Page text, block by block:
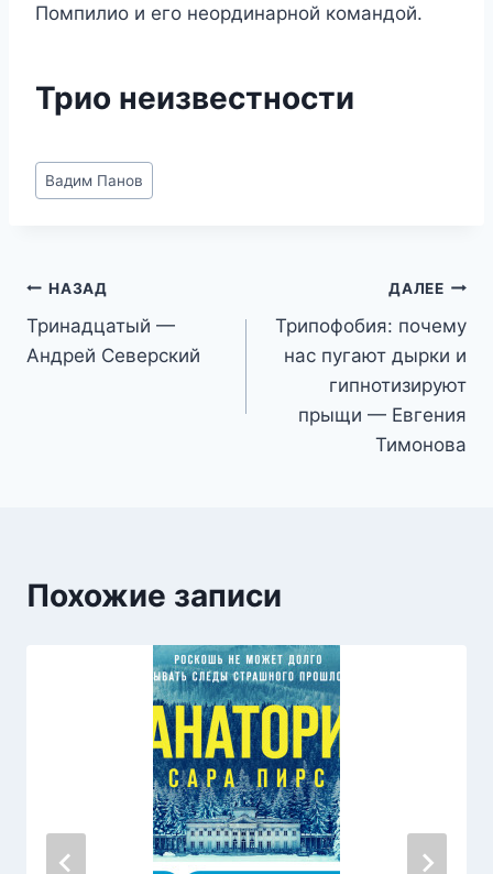
Помпилио и его неординарной командой.
Трио неизвестности
Метки
записи:
Вадим Панов
Навигация
по
НАЗАД
Тринадцатый —
Андрей Северский
ДАЛЕЕ
Трипофобия: почему
нас пугают дырки и
гипнотизируют
прыщи — Евгения
Тимонова
Похожие записи